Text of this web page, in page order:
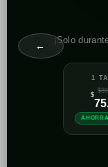
¡Solo
1
$
←